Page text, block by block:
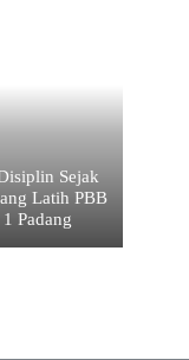
Sejak
Latih PBB
Padang